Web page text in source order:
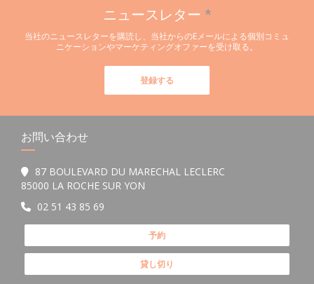
ニュースレター *
当社のニュースレターを購読し、当社からのEメールによる個別コミュ
ニケーションやマーケティングオファーを受け取る。
登録する
お問い合わせ
87 BOULEVARD DU MARECHAL LECLERC
85000 LA ROCHE SUR YON
02 51 43 85 69
予約
貸し切り